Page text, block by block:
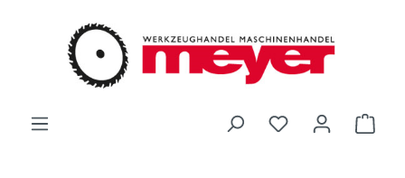
Zum Hauptinhalt springen
Du hast 0